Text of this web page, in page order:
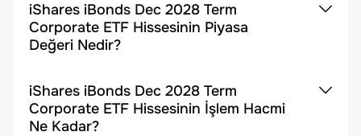
iShares iBonds Dec 2028 Term
Corporate ETF Hissesinin Piyasa
Değeri Nedir?
iShares iBonds Dec 2028 Term
Corporate ETF Hissesinin İşlem Hacmi
Ne Kadar?